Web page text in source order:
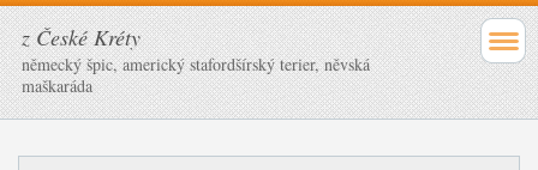
z České Kréty
německý špic, americký stafordšírský terier, něvská
maškaráda